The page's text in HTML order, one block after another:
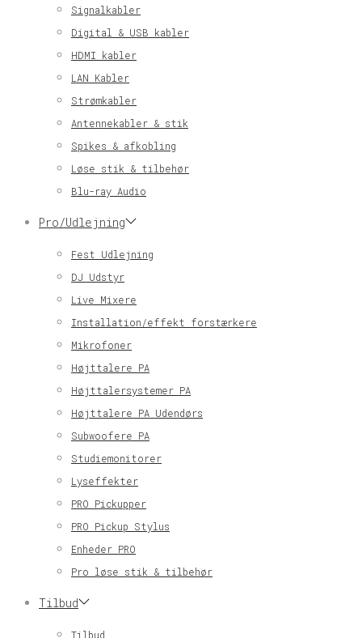
Signalkabler
Digital & USB kabler
HDMI kabler
LAN Kabler
Strømkabler
Antennekabler & stik
Spikes & afkobling
Løse stik & tilbehør
Blu-ray Audio
Pro/Udlejning
Fest Udlejning
DJ Udstyr
Live Mixere
Installation/effekt forstærkere
Mikrofoner
Højttalere PA
Højttalersystemer PA
Højttalere PA Udendørs
Subwoofere PA
Studiemonitorer
Lyseffekter
PRO Pickupper
PRO Pickup Stylus
Enheder PRO
Pro løse stik & tilbehør
Tilbud
Tilbud